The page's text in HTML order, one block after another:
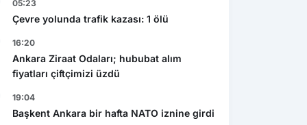
05:23
Çevre yolunda trafik kazası: 1 ölü
16:20
Ankara Ziraat Odaları; hububat alım
fiyatları çiftçimizi üzdü
19:04
Başkent Ankara bir hafta NATO iznine girdi